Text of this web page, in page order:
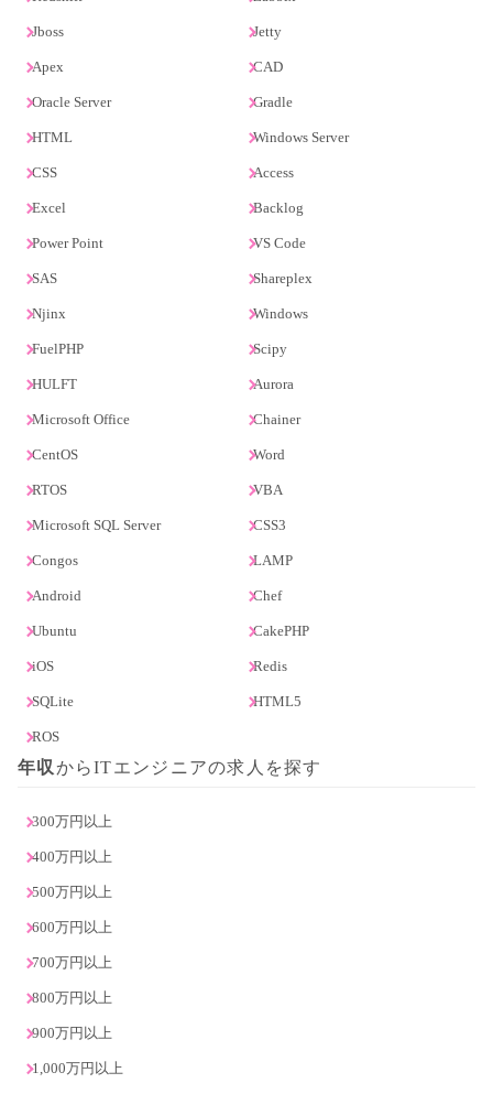
Jboss Jetty
Apex CAD
Oracle Server Gradle
HTML Windows Server
CSS Access
Excel Backlog
Power Point VS Code
SAS Shareplex
Njinx Windows
FuelPHP Scipy
HULFT Aurora
Microsoft Office Chainer
CentOS Word
RTOS VBA
Microsoft SQL Server CSS3
Congos LAMP
Android Chef
Ubuntu CakePHP
iOS Redis
SQLite HTML5
ROS
年収 からITエンジニアの求人を探す
300万円以上
400万円以上
500万円以上
600万円以上
700万円以上
800万円以上
900万円以上
1,000万円以上